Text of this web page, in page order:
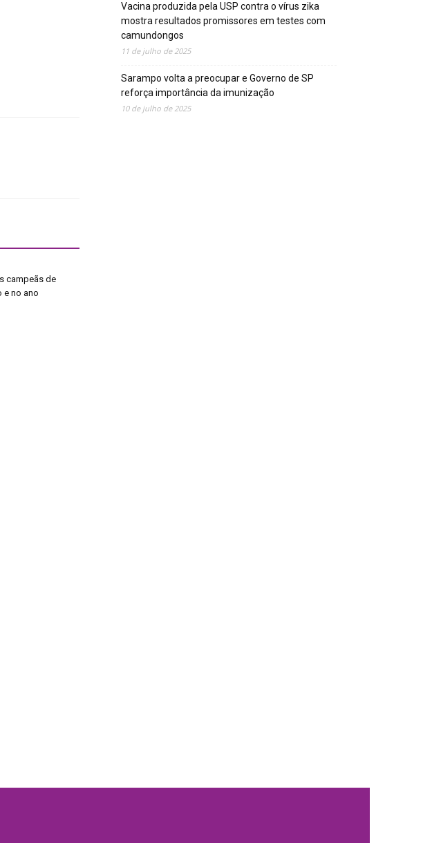
campeãs de
e no ano
Vacina produzida pela USP contra o vírus zika
mostra resultados promissores em testes com
camundongos
11 de julho de 2025
Sarampo volta a preocupar e Governo de SP
reforça importância da imunização
10 de julho de 2025